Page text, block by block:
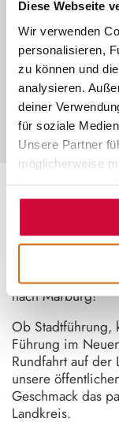
Diese Webseite
Wir verwenden
personalisieren,
zu können und
analysieren.
deiner
für soziale
Unsere Partner
möglicherweise
Nutzung der
Plane
Gruppe
DEIN
Entdecke die
nach Marburg!
Ob Stadtführung,
Führung im
Rundfahrt auf
unsere
Geschmack das
Landkreis.